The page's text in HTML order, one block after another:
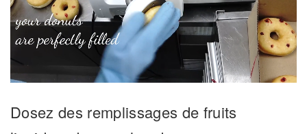
Dosez des remplissages de fruits